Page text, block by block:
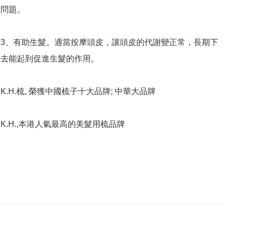
問題。
3、有助生髮。適當按摩頭皮，讓頭皮的代謝變正常，長期下
去能起到促進生髮的作用。
K.H.梳, 榮獲中國梳子十大品牌; 中華大品牌
K.H.,本港人氣最高的美髮用梳品牌